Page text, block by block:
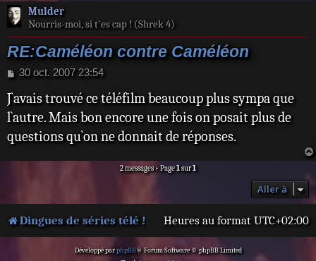
Mulder
Nourris-moi, si t'es cap ! (Shrek 4)
RE:Caméléon contre Caméléon
M
s
a
g
30 oct. 2007 23:54
J`avais trouvé ce téléfilm beaucoup plus sympa que
l`autre. Mais bon encore une fois on posait plus de
questions qu`on ne donnait de réponses.
2 messages • Page1sur1
Aller à
Dingues de séries télé ! Heures au format UTC+02:00
Développé parphpBB® Forum Software © phpBB Limited